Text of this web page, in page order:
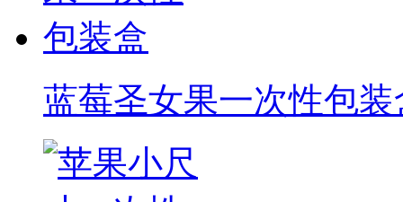
蓝莓圣女果一次性包装